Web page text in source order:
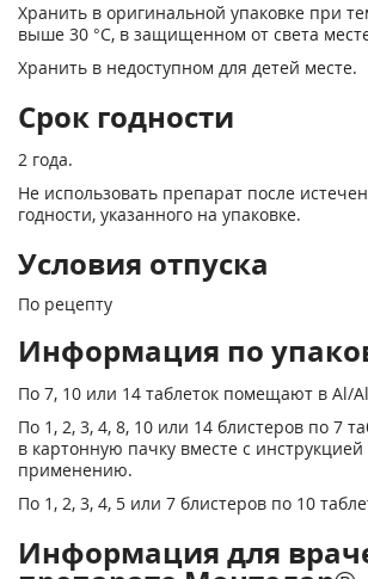
Хранить в оригинальной упаковке при
выше 30 °С, в защищенном от света
Хранить в недоступном для детей месте.
Срок годности
2 года.
Не использовать препарат после
годности, указанного на упаковке.
Условия отпуска
По рецепту
Информация по
По 7, 10 или 14 таблеток помещают в Аl/
По 1, 2, 3, 4, 8, 10 или 14 блистеров по 7
в картонную пачку вместе с
применению.
По 1, 2, 3, 4, 5 или 7 блистеров по 10
Информация для